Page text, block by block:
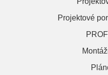
Projektové